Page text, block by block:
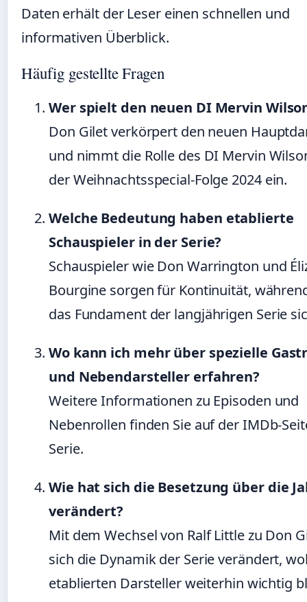
Daten erhält der Leser einen schnellen und
informativen Überblick.
Häufig gestellte Fragen
Wer spielt den neuen DI Mervin
Don Gilet verkörpert den neuen
und nimmt die Rolle des DI Mervin
der Weihnachtsspecial-Folge 2024 ein.
Welche Bedeutung haben etablierte
Schauspieler in der Serie?
Schauspieler wie Don Warrington und
Bourgine sorgen für Kontinuität,
das Fundament der langjährigen Serie
Wo kann ich mehr über spezielle
und Nebendarsteller erfahren?
Weitere Informationen zu Episoden und
Nebenrollen finden Sie auf der IMDb-
Serie.
Wie hat sich die Besetzung über die
verändert?
Mit dem Wechsel von Ralf Little zu Don
sich die Dynamik der Serie verändert,
etablierten Darsteller weiterhin wichtig